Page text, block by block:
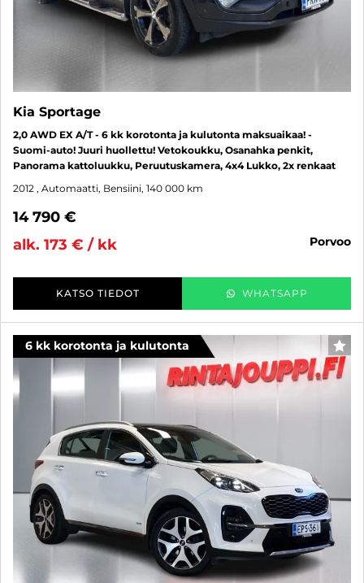
Kia Sportage
2,0 AWD EX A/T - 6 kk korotonta ja kulutonta maksuaikaa! -
Suomi-auto! Juuri huollettu! Vetokoukku, Osanahka penkit,
Panorama kattoluukku, Peruutuskamera, 4x4 Lukko, 2x renkaat
2012 , Automaatti, Bensiini, 140 000 km
14 790 €
alk. 173 € / kk
porvoo
KATSO TIEDOT WHATSAPP
6 kk korotonta ja kulutonta